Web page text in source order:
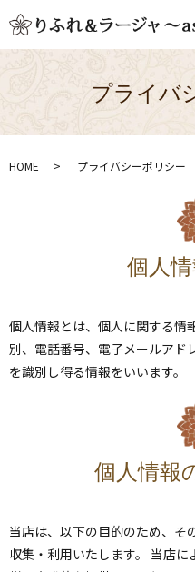
プライバ
HOME プライバシーポリシー
個人
個人情報とは、個人に関する情
別、電話番号、電子メールアド
を識別し得る情報をいいます。
個人情報
当店は、以下の目的のため、そ
収集・利用いたします。 当店